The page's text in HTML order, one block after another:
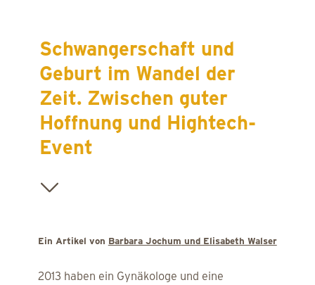
Schwangerschaft und
Geburt im Wandel der
Zeit. Zwischen guter
Hoffnung und Hightech-
Event
Ein Artikel von Barbara Jochum und Elisabeth Walser
2013 haben ein Gynäkologe und eine